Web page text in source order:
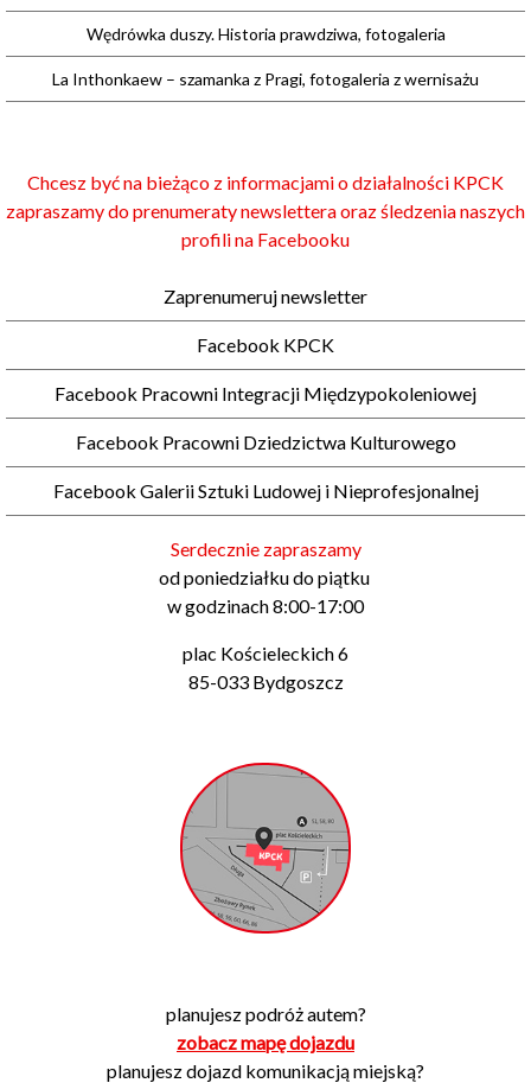
Wędrówka duszy. Historia prawdziwa, fotogaleria
La Inthonkaew – szamanka z Pragi, fotogaleria z wernisażu
Chcesz być na bieżąco z informacjami o działalności KPCK
zapraszamy do prenumeraty newslettera oraz śledzenia naszych
profili na Facebooku
Zaprenumeruj newsletter
Facebook KPCK
Facebook Pracowni Integracji Międzypokoleniowej
Facebook Pracowni Dziedzictwa Kulturowego
Facebook Galerii Sztuki Ludowej i Nieprofesjonalnej
Serdecznie zapraszamy
od poniedziałku do piątku
w godzinach 8:00-17:00
plac Kościeleckich 6
85-033 Bydgoszcz
planujesz podróż autem?
zobacz mapę dojazdu
planujesz dojazd komunikacją miejską?